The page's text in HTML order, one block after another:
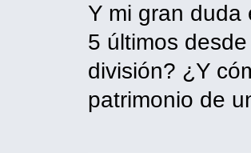
Y mi gran duda
5 últimos
división? ¿Y
patrimonio de